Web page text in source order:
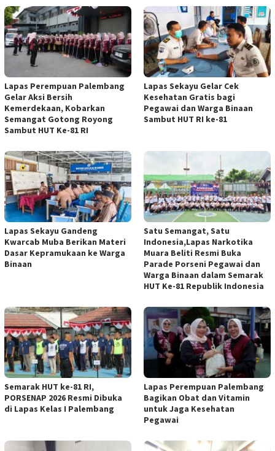
Lapas Perempuan Palembang
Gelar Aksi Bersih
Kemerdekaan, Kobarkan
Semangat Gotong Royong
Sambut HUT Ke-81 RI
Lapas Sekayu Gelar Cek
Kesehatan Gratis bagi
Pegawai dan Warga Binaan
Sambut HUT RI ke-81
Lapas Sekayu Gandeng
Kwarcab Muba Berikan Materi
Dasar Kepramukaan ke Warga
Binaan
Satu Semangat, Satu
Indonesia,Lapas Narkotika
Muara Beliti Resmi Buka
Parade Porseni Pegawai dan
Warga Binaan dalam Semarak
HUT Ke-81 Republik Indonesia
Semarak HUT ke-81 RI,
PORSENAP 2026 Resmi Dibuka
di Lapas Kelas I Palembang
Lapas Perempuan Palembang
Bagikan Obat dan Vitamin
untuk Jaga Kesehatan
Pegawai